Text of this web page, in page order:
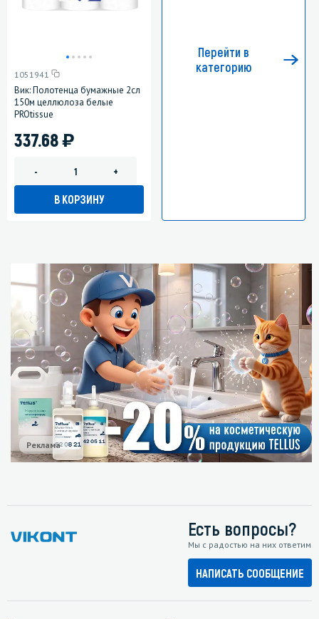
1051941
Вик: Полотенца бумажные 2сл
150м целлюлоза белые
PROtissue
337.68)
- +
В КОРЗИНУ
Перейти в
категорию
Реклама
Есть вопросы?
Мы с радостью на них ответим
НАПИСАТЬ СООБЩЕНИЕ